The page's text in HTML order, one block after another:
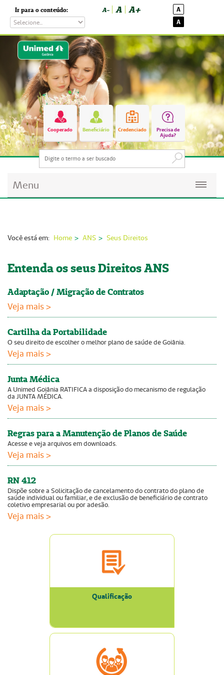
Ir para o conteúdo: A- A A+
A
A
Cooperado Beneficiário Credenciado
Precisa de
Ajuda?
Menu
Imprensa
Institucional
Fale Conosco
ANS
Você está em: Home ANS Seus Direitos
Entenda os seus Direitos ANS
Adaptação / Migração de Contratos
Veja mais >
Cartilha da Portabilidade
O seu direito de escolher o melhor plano de saúde de Goiânia.
Veja mais >
Junta Médica
A Unimed Goiânia RATIFICA a disposição do mecanismo de regulação
da JUNTA MÉDICA.
Veja mais >
Regras para a Manutenção de Planos de Saúde
Acesse e veja arquivos em downloads.
Veja mais >
RN 412
Dispõe sobre a Solicitação de cancelamento do contrato do plano de
saúde individual ou familiar, e de exclusão de beneficiário de contrato
coletivo empresarial ou por adesão.
Veja mais >
Qualificação